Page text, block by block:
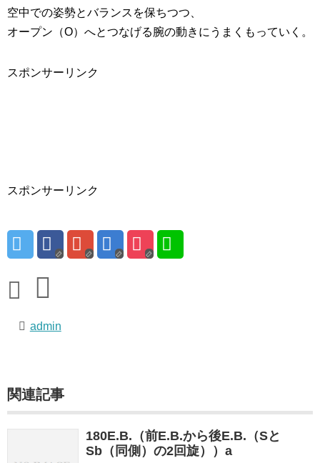
空中での姿勢とバランスを保ちつつ、
オープン（O）へとつなげる腕の動きにうまくもっていく。
スポンサーリンク
スポンサーリンク
admin
関連記事
180E.B.（前E.B.から後E.B.（Sと
Sb（同側）の2回旋））a